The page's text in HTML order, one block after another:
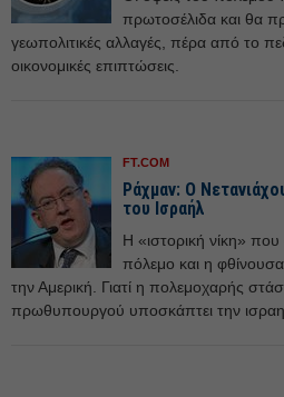
πρωτοσέλιδα και θα
γεωπολιτικές αλλαγές, πέρα από το
οικονομικές επιπτώσεις.
FT.COM
Ράχμαν: Ο
του Ισραήλ
Η «ιστορική νίκη»
πόλεμο και η
την Αμερική. Γιατί η πολεμοχαρής
πρωθυπουργού υποσκάπτει την